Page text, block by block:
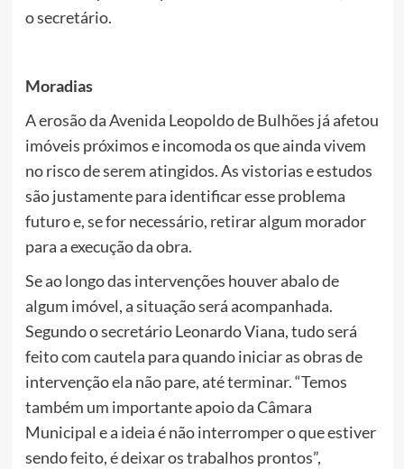
o secretário.
Moradias
A erosão da Avenida Leopoldo de Bulhões já afetou
imóveis próximos e incomoda os que ainda vivem
no risco de serem atingidos. As vistorias e estudos
são justamente para identificar esse problema
futuro e, se for necessário, retirar algum morador
para a execução da obra.
Se ao longo das intervenções houver abalo de
algum imóvel, a situação será acompanhada.
Segundo o secretário Leonardo Viana, tudo será
feito com cautela para quando iniciar as obras de
intervenção ela não pare, até terminar. “Temos
também um importante apoio da Câmara
Municipal e a ideia é não interromper o que estiver
sendo feito, é deixar os trabalhos prontos”,